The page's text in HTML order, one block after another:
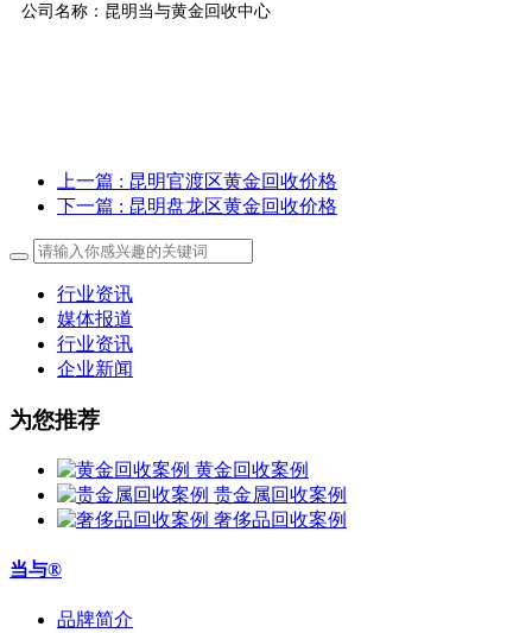
公司名称：昆明当与黄金回收中心
上一篇 : 昆明官渡区黄金回收价格
下一篇 : 昆明盘龙区黄金回收价格
行业资讯
媒体报道
行业资讯
企业新闻
为您推荐
黄金回收案例
贵金属回收案例
奢侈品回收案例
当与®
品牌简介